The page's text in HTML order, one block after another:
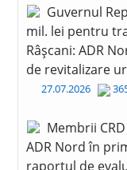
Guvernul
mil. lei pentru
Râșcani: ADR
de revitalizare
27.07.2026
Membrii
ADR Nord în
raportul de